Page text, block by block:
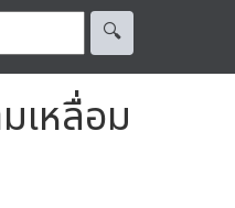
🔍︎
เหลื่อม